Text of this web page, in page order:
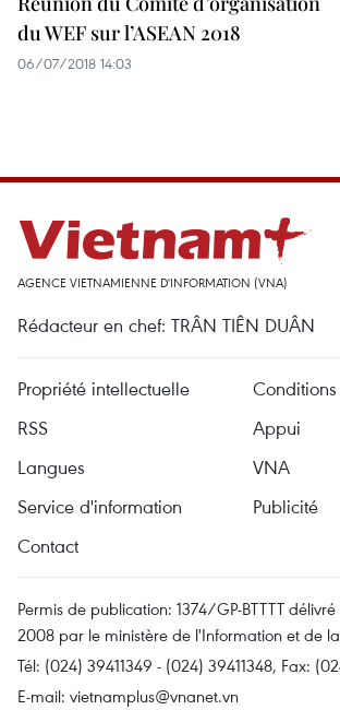
du WEF sur l’ASEAN 2018
06/07/2018 14:03
AGENCE VIETNAMIENNE D'INFORMATION (VNA)
Rédacteur en chef: TRÂN TIÊN DUÂN
Propriété intellectuelle
RSS
Appui
Langues
VNA
Service d'information
Publicité
Contact
Permis de publication: 1374/GP-BTTTT
2008 par le ministère de l'Information et de
Tél: (024) 39411349 - (024) 39411348, Fax:
E-mail: vietnamplus@vnanet.vn